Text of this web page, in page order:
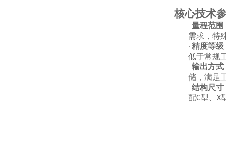
核心技术
· 量程范围
需求，特
· 精度等级
低于常规
· 输出方式
储，满足
· 结构尺寸
配C型、 X